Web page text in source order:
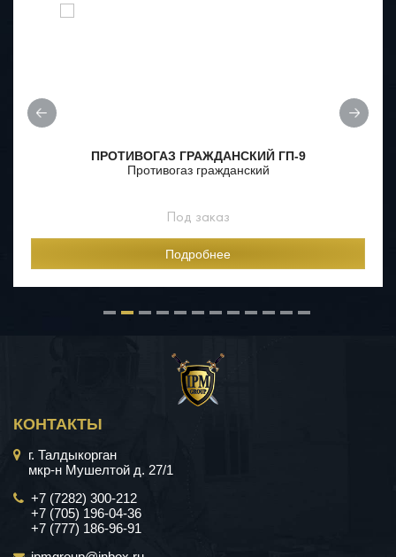
ПРОТИВОГАЗ ГРАЖДАНСКИЙ ГП-9
Противогаз гражданский
Под заказ
Подробнее
КОНТАКТЫ
г. Талдыкорган
мкр-н Мушелтой д. 27/1
+7 (7282) 300-212
+7 (705) 196-04-36
+7 (777) 186-96-91